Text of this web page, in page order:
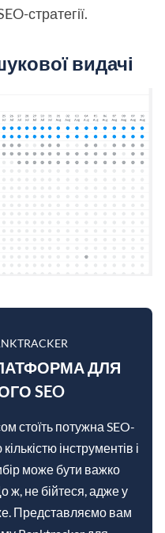
стратегії.
видачі
ДЛЯ
SEO
стоїть потужна SEO-
інструментів і
може бути важко
ж, не бійтеся, адже у
Представляємо вам